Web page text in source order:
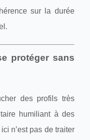
sur la durée
protéger sans
des profils très
humiliant à des
n’est pas de traiter